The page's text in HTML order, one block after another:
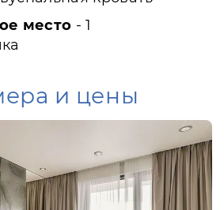
место - 1
и цены